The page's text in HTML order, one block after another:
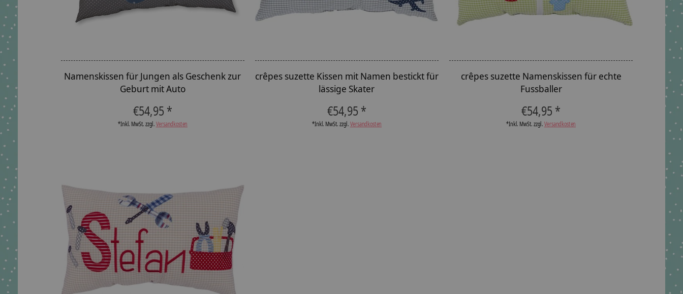
Namenskissen für Jungen als Geschenk zur
Geburt mit Auto
€54,95 *
*Inkl. MwSt. zzgl.Versandkosten
crêpes suzette Kissen mit Namen bestickt für
lässige Skater
€54,95 *
*Inkl. MwSt. zzgl.Versandkosten
crêpes suzette Namenskissen für echte
Fussballer
€54,95 *
*Inkl. MwSt. zzgl.Versandkosten